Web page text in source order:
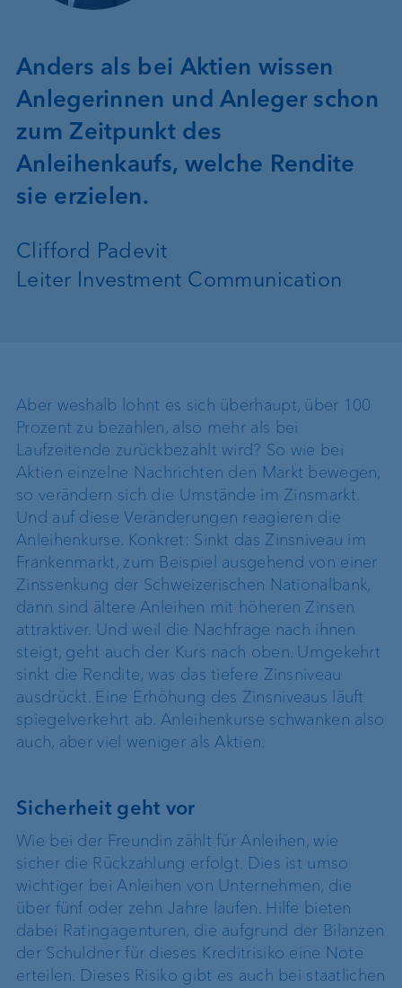
Anders als bei Aktien wissen
Anlegerinnen und Anleger schon
zum Zeitpunkt des
Anleihenkaufs, welche Rendite
sie erzielen.
Clifford Padevit
Leiter Investment Communication
Aber weshalb lohnt es sich überhaupt, über 100
Prozent zu bezahlen, also mehr als bei
Laufzeitende zurückbezahlt wird? So wie bei
Aktien einzelne Nachrichten den Markt bewegen,
so verändern sich die Umstände im Zinsmarkt.
Und auf diese Veränderungen reagieren die
Anleihenkurse. Konkret: Sinkt das Zinsniveau im
Frankenmarkt, zum Beispiel ausgehend von einer
Zinssenkung der Schweizerischen Nationalbank,
dann sind ältere Anleihen mit höheren Zinsen
attraktiver. Und weil die Nachfrage nach ihnen
steigt, geht auch der Kurs nach oben. Umgekehrt
sinkt die Rendite, was das tiefere Zinsniveau
ausdrückt. Eine Erhöhung des Zinsniveaus läuft
spiegelverkehrt ab. Anleihenkurse schwanken also
auch, aber viel weniger als Aktien.
Sicherheit geht vor
Wie bei der Freundin zählt für Anleihen, wie
sicher die Rückzahlung erfolgt. Dies ist umso
wichtiger bei Anleihen von Unternehmen, die
über fünf oder zehn Jahre laufen. Hilfe bieten
dabei Ratingagenturen, die aufgrund der Bilanzen
der Schuldner für dieses Kreditrisiko eine Note
erteilen. Dieses Risiko gibt es auch bei staatlichen